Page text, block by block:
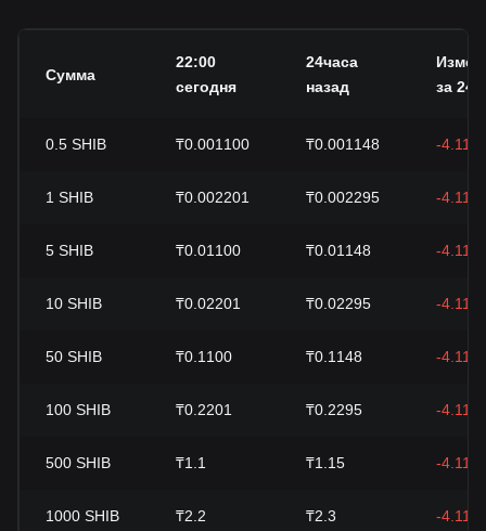
Сумма
22:00
сегодня
24часа
назад
за 24
0.5 SHIB ₸0.001100 ₸0.001148 -4.11%
1 SHIB ₸0.002201 ₸0.002295 -4.11%
5 SHIB ₸0.01100 ₸0.01148 -4.11%
10 SHIB ₸0.02201 ₸0.02295 -4.11%
50 SHIB ₸0.1100 ₸0.1148 -4.11%
100 SHIB ₸0.2201 ₸0.2295 -4.11%
500 SHIB ₸1.1 ₸1.15 -4.11%
1000 SHIB ₸2.2 ₸2.3 -4.11%